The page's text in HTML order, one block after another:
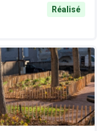
Réalisé